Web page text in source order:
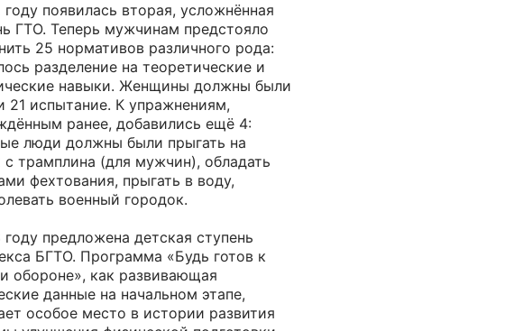
году появилась вторая, усложнённая
ГТО. Теперь мужчинам предстояло
25 нормативов различного рода:
разделение на теоретические и
навыки. Женщины должны были
21 испытание. К упражнениям,
ранее, добавились ещё 4:
люди должны были прыгать на
трамплина (для мужчин), обладать
фехтования, прыгать в воду,
военный городок.
году предложена детская ступень
БГТО. Программа «Будь готов к
обороне», как развивающая
данные на начальном этапе,
особое место в истории развития